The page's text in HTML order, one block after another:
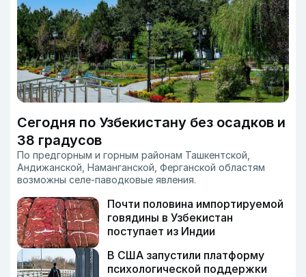
Сегодня по Узбекистану без осадков и
38 градусов
По предгорным и горным районам Ташкентской,
Андижанской, Наманганской, Ферганской областям
возможны селе-паводковые явления.
Почти половина импортируемой
говядины в Узбекистан
поступает из Индии
В США запустили платформу
психологической поддержки